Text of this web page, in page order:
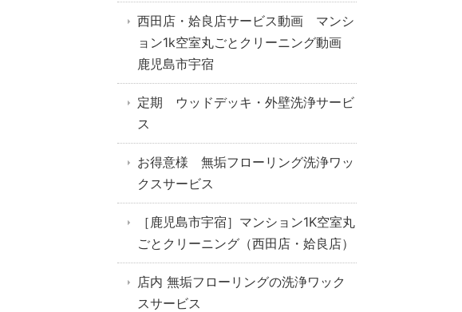
西田店・姶良店サービス動画 マンシ
ョン1k空室丸ごとクリーニング動画
鹿児島市宇宿
定期 ウッドデッキ・外壁洗浄サービ
ス
お得意様 無垢フローリング洗浄ワッ
クスサービス
［鹿児島市宇宿］マンション1K空室丸
ごとクリーニング（西田店・姶良店）
店内 無垢フローリングの洗浄ワック
スサービス